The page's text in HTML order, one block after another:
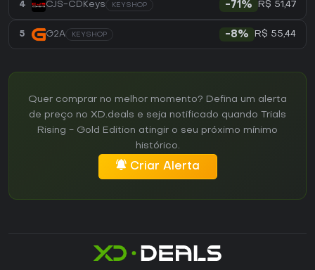
4 CJS-CDKeys KEYSHOP -71% R$ 51,47
5 G2A KEYSHOP -8% R$ 55,44
Quer comprar no melhor momento? Defina um alerta
de preço no XD.deals e seja notificado quando Trials
Rising - Gold Edition atingir o seu próximo mínimo
histórico.
Criar Alerta